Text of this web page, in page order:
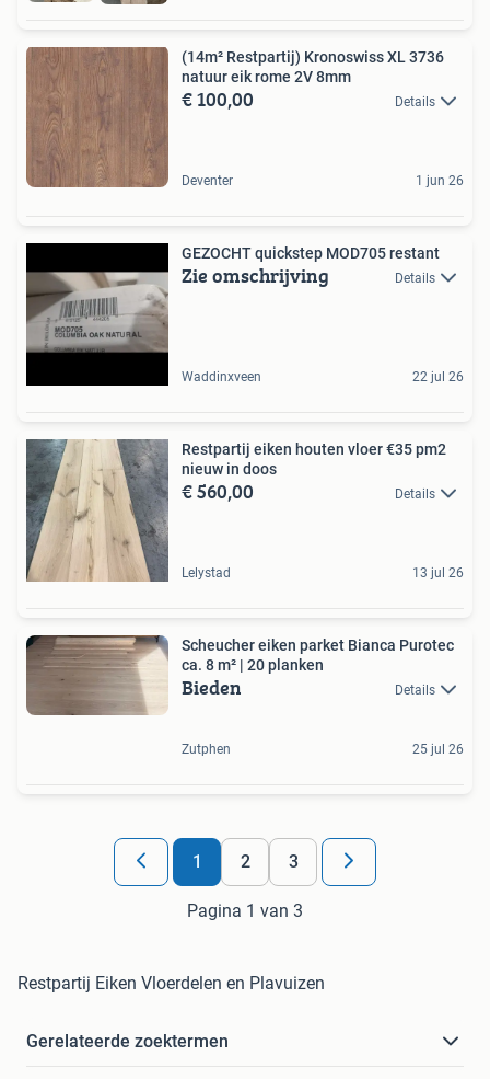
(14m² Restpartij) Kronoswiss XL 3736
natuur eik rome 2V 8mm
€ 100,00 Details
Deventer 1 jun 26
GEZOCHT quickstep MOD705 restant
Zie omschrijving Details
Waddinxveen 22 jul 26
Restpartij eiken houten vloer €35 pm2
nieuw in doos
€ 560,00 Details
Lelystad 13 jul 26
Scheucher eiken parket Bianca Purotec
ca. 8 m² | 20 planken
Bieden Details
Zutphen 25 jul 26
1 2 3
Pagina 1 van 3
Restpartij Eiken Vloerdelen en Plavuizen
Gerelateerde zoektermen